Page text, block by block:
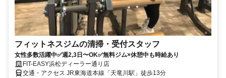
フィットネスジムの清掃・受付スタッフ
女性多数活躍中✅週2,3日〜OK✅無料ジム×休憩中も時給あり
FIT-EASY浜松ディーラー通り店
交通・アクセス JR東海道本線「天竜川駅」徒歩13分